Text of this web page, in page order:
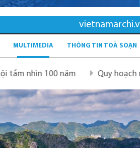
MULTIMEDIA THÔNG TIN TOÀ SOẠN
Quy hoạch mới sau sáp nhập